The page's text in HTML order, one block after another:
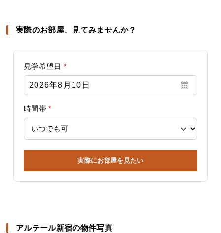
実際のお部屋、見てみませんか？
見学希望日 *
時間帯*
実際にお部屋を見たい
アルテール新宿の物件写真